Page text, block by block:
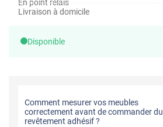
En point relais
Livraison à domicile
Disponible
Comment mesurer vos meubles
correctement avant de commander du
revêtement adhésif ?